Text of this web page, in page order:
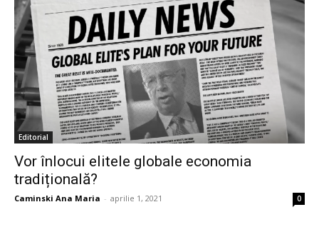
Editorial
Vor înlocui elitele globale economia
tradițională?
Caminski Ana Maria - aprilie 1, 2021 0